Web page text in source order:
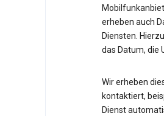
erheben auch
Diensten.
das Datum, die
Wir erheben
kontaktiert,
Dienst